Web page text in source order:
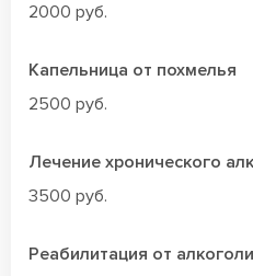
2000 руб.
Капельница от похмелья
2500 руб.
Лечение хронического
3500 руб.
Реабилитация от